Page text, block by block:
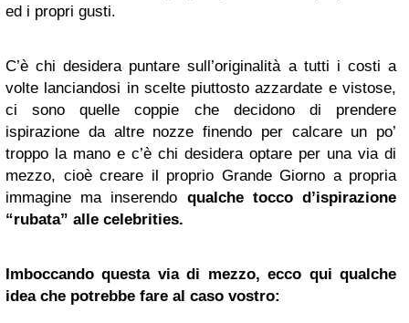
ed i propri gusti.
C’è chi desidera puntare sull’originalità a tutti i costi a
volte lanciandosi in scelte piuttosto azzardate e vistose,
ci sono quelle coppie che decidono di prendere
ispirazione da altre nozze finendo per calcare un po’
troppo la mano e c’è chi desidera optare per una via di
mezzo, cioè creare il proprio Grande Giorno a propria
immagine ma inserendo qualche tocco d’ispirazione
“rubata” alle celebrities.
Imboccando questa via di mezzo, ecco qui qualche
idea che potrebbe fare al caso vostro: